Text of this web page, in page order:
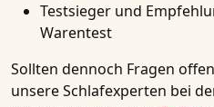
Testsieger und
Warentest
Sollten dennoch Fragen
unsere Schlafexperten bei